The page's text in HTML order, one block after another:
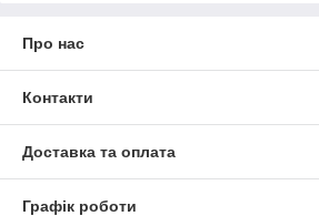
Про нас
Контакти
Доставка та оплата
Графік роботи